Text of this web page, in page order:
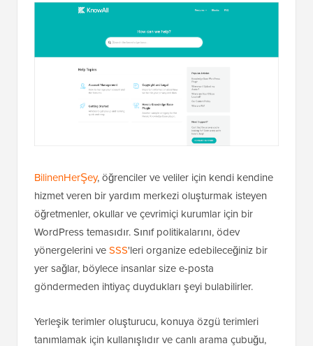
BilinenHerŞey, öğrenciler ve veliler için kendi kendine
hizmet veren bir yardım merkezi oluşturmak isteyen
öğretmenler, okullar ve çevrimiçi kurumlar için bir
WordPress temasıdır. Sınıf politikalarını, ödev
yönergelerini veSSS'leri organize edebileceğiniz bir
yer sağlar, böylece insanlar size e-posta
göndermeden ihtiyaç duydukları şeyi bulabilirler.
Yerleşik terimler oluşturucu, konuya özgü terimleri
tanımlamak için kullanışlıdır ve canlı arama çubuğu,